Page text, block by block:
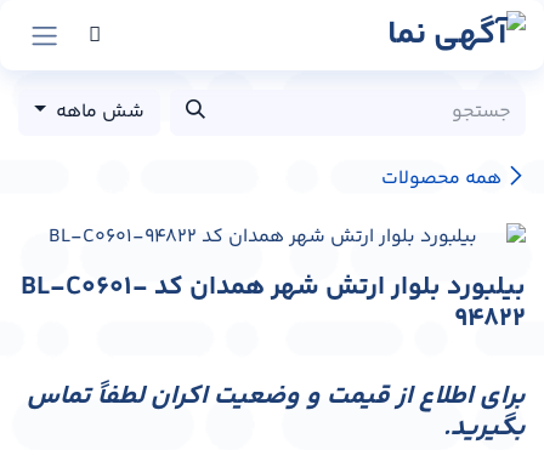
پرش به محتوا
همه محصولات
شش ماهه
بیلبورد بلوار ارتش شهر همدان کد BL-C0601-
94822
برای اطلاع از قیمت و وضعیت اکران لطفاً تماس
بگیرید.